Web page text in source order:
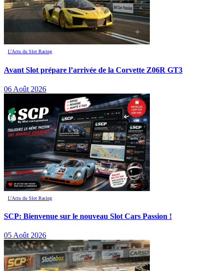
L’Actu du Slot Racing
Avant Slot prépare l’arrivée de la Corvette Z06R GT3
06 Août 2026
L’Actu du Slot Racing
SCP: Bienvenue sur le nouveau Slot Cars Passion !
05 Août 2026